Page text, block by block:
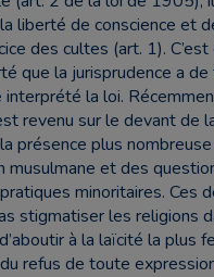
liberté de conscience et
des cultes (art. 1).
que la jurisprudence a de
interprété la loi.
revenu sur le devant de
présence plus
musulmane et des
minoritaires. Ces
stigmatiser les religions
à la laïcité la plus
refus de toute